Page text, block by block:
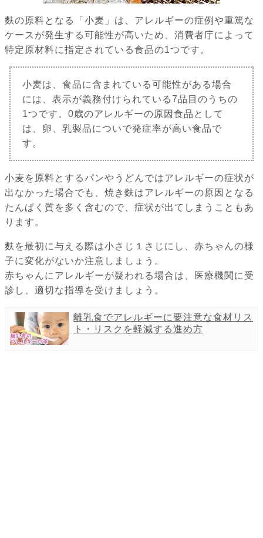
麩の原料となる「小麦」は、アレルギーの症例や重篤な
ケースが発生する可能性が高いため、消費者庁によって
特定原材料に指定されている食品の1つです。
小麦は、食品に含まれている可能性がある場合
には、表示が義務付けられている7品目のうちの
1つです。0歳のアレルギーの原因食品として
は、卵、乳製品についで発症率が高い食品で
す。
小麦を原料とするパンやうどんではアレルギーの症状が
出なかった場合でも、焼き麩はアレルギーの原因となる
たんぱく質を多く含むので、症状が出てしまうこともあ
ります。
麩を最初に与える際は小さじ１さじにし、赤ちゃんの様
子に変化がないか注意しましょう。
赤ちゃんにアレルギーが疑われる場合は、医療機関に受
診し、適切な指導を受けましょう。
離乳食でアレルギーに要注意な食材リス
ト・リスクを軽減する進め方